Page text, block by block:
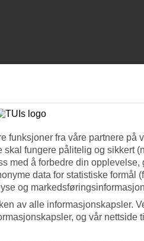
funksjoner fra våre partnere på
skal fungere pålitelig og sikkert
med å forbedre din opplevelse,
data for statistiske formål
og
av alle informasjonskapsler.
og vår nettside